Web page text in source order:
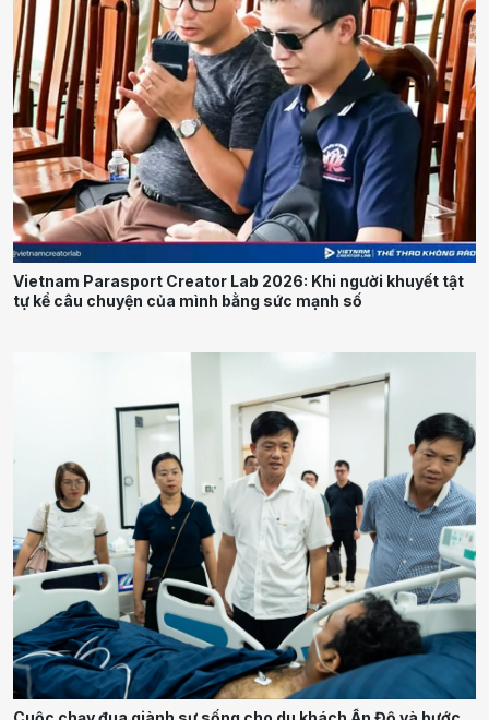
Vietnam Parasport Creator Lab 2026: Khi người khuyết tật
tự kể câu chuyện của mình bằng sức mạnh số